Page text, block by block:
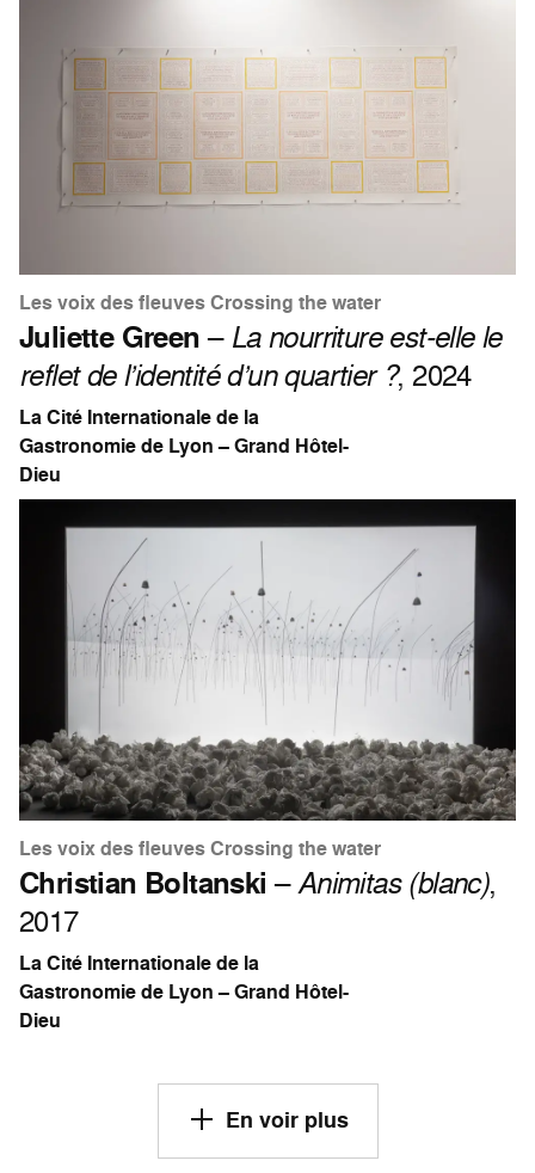
Les voix des fleuves Crossing the water
Juliette Green– La nourriture est-elle le
reflet de l’identité d’un quartier ?, 2024
La Cité Internationale de la
Gastronomie de Lyon – Grand Hôtel-
Dieu
Les voix des fleuves Crossing the water
Christian Boltanski –Animitas (blanc),
2017
La Cité Internationale de la
Gastronomie de Lyon – Grand Hôtel-
Dieu
En voir plus